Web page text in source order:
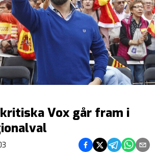
Vox går fram i
Dela på Facebook
Dela på Twitter
Dela påDela på
Dela